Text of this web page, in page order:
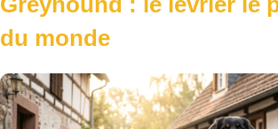
du monde